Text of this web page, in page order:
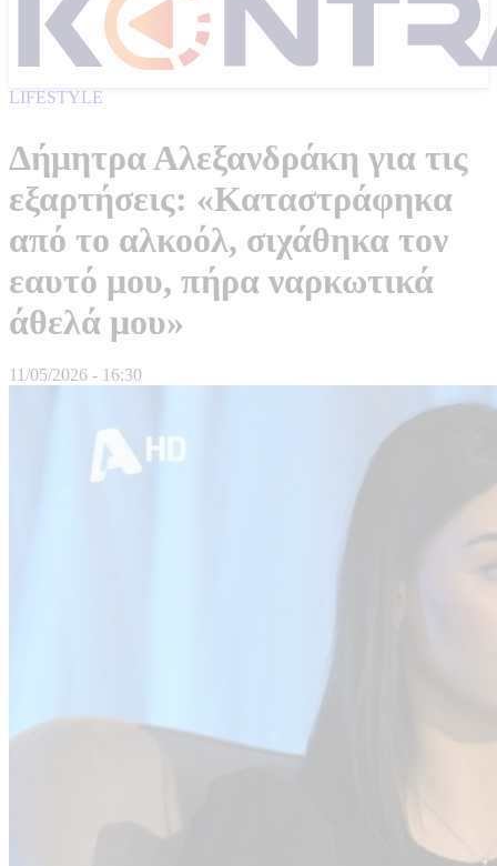
LIFESTYLE
Δήμητρα Αλεξανδράκη για τις
εξαρτήσεις: «Καταστράφηκα
από το αλκοόλ, σιχάθηκα τον
εαυτό μου, πήρα ναρκωτικά
άθελά μου»
11/05/2026 - 16:30